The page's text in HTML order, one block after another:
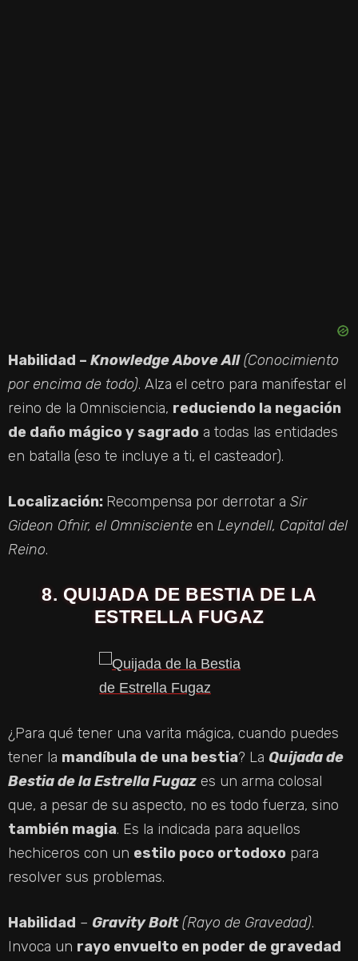
Habilidad – Knowledge Above All (Conocimiento
por encima de todo). Alza el cetro para manifestar el
reino de la Omnisciencia, reduciendo la negación
de daño mágico y sagrado a todas las entidades
en batalla (eso te incluye a ti, el casteador).
Localización: Recompensa por derrotar a Sir
Gideon Ofnir, el Omnisciente en Leyndell, Capital del
Reino.
8. QUIJADA DE BESTIA DE LA
ESTRELLA FUGAZ
¿Para qué tener una varita mágica, cuando puedes
tener la mandíbula de una bestia? La Quijada de
Bestia de la EstrellaFugaz es un arma colosal
que, a pesar de su aspecto, no es todo fuerza, sino
también magia. Es la indicada para aquellos
hechiceros con un estilo poco ortodoxo para
resolver sus problemas.
Habilidad – Gravity Bolt(Rayo de Gravedad).
Invoca un rayo envuelto en poder de gravedad